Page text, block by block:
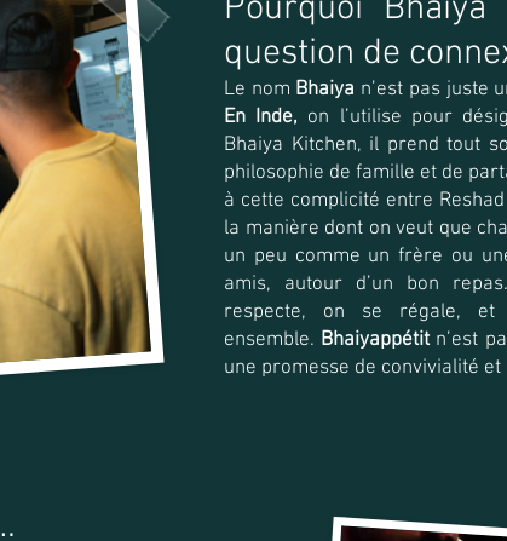
question de
Le nom Bhaiya n’est pas juste
En Inde, on l’utilise pour
Bhaiya Kitchen, il prend tout
philosophie de famille et de
à cette complicité entre
la manière dont on veut que
un peu comme un frère ou
amis, autour d’un bon
respecte, on se régale, et
ensemble. Bhaiyappétitn’est
une promesse de convivialité